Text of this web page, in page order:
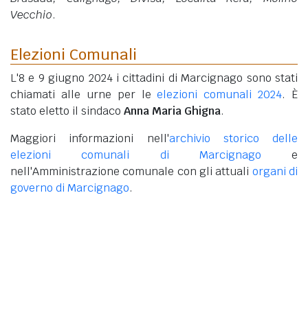
Vecchio.
Elezioni Comunali
L'8 e 9 giugno 2024 i cittadini di Marcignago sono stati
chiamati alle urne per leelezioni comunali 2024. È
stato eletto il sindaco Anna Maria Ghigna.
Maggiori informazioni nell'archivio storico delle
elezioni comunali di Marcignago e
nell'Amministrazione comunale con gli attuali organi di
governo di Marcignago.